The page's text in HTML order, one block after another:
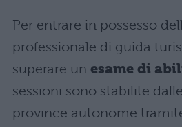
Per entrare in possesso
professionale di guida
superare un esame di
sessioni sono stabilite
province autonome